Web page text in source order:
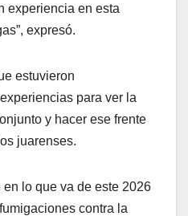
experiencia en esta
expresó.
estuvieron
para ver la
y hacer ese frente
juarenses.
lo que va de este 2026
contra la